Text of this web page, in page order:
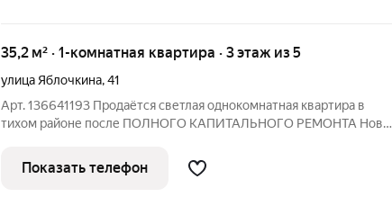
35,2 м² · 1-комнатная квартира · 3 этаж из 5
улица Яблочкина,41
Арт. 136641193 Продаётся светлая однокомнатная квартира в
тихом районе после ПОЛНОГО КАПИТАЛЬНОГО РЕМОНТА Новая
жизни Забудьте про ремонт заезжайте и живите с комфортом!
Эта квартира
Показать телефон